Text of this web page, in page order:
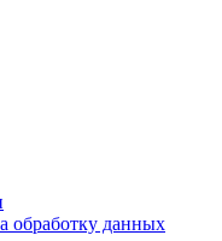
обработку данных